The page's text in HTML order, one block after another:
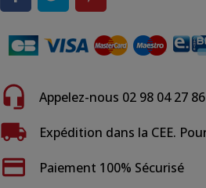
Appelez-nous 02 98 04 27 86
Expédition dans la CEE.
Paiement 100% Sécurisé